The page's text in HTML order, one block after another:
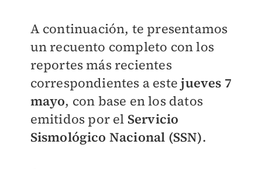
A continuación, te presentamos
un recuento completo con los
reportes más recientes
correspondientes a estejueves 7
mayo, con base en los datos
emitidos por el Servicio
Sismológico Nacional (SSN).